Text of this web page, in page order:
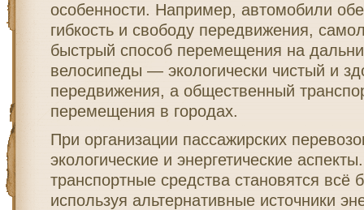
особенности. Например, автомобили
гибкость и свободу передвижения,
быстрый способ перемещения на
велосипеды — экологически чистый и
передвижения, а общественный
перемещения в городах.
При организации пассажирских
экологические и энергетические
транспортные средства становятся всё
используя альтернативные источники